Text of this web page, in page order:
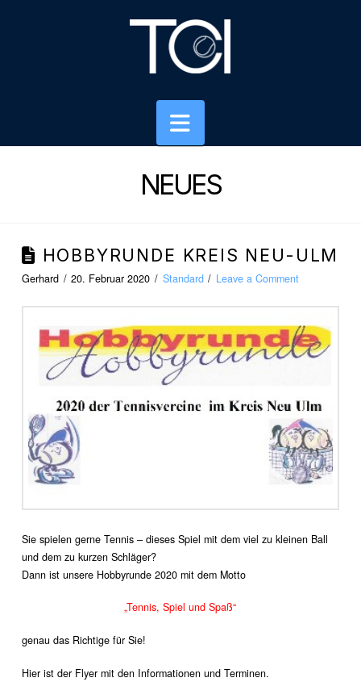
Navigation
NEUES
HOBBYRUNDE KREIS NEU-ULM
Gerhard 20. Februar 2020 Standard Leave a Comment
Sie spielen gerne Tennis – dieses Spiel mit dem viel zu kleinen Ball
und dem zu kurzen Schläger?
Dann ist unsere Hobbyrunde 2020 mit dem Motto
„Tennis, Spiel und Spaß“
genau das Richtige für Sie!
Hier ist der Flyer mit den Informationen und Terminen.